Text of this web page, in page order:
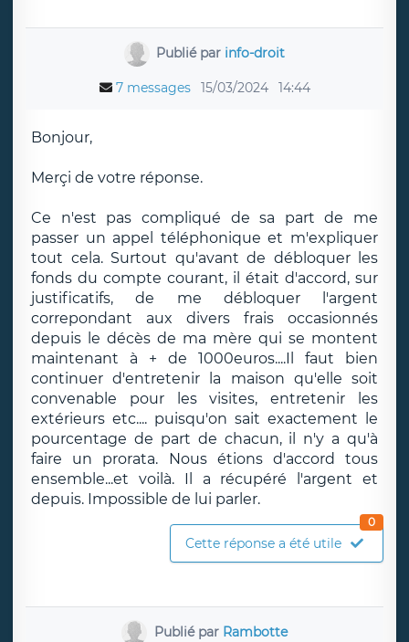
Publié par info-droit
7 messages 15/03/2024 14:44
Bonjour,
Merçi de votre réponse.
Ce n'est pas compliqué de sa part de me
passer un appel téléphonique et m'expliquer
tout cela. Surtout qu'avant de débloquer les
fonds du compte courant, il était d'accord, sur
justificatifs, de me débloquer l'argent
correpondant aux divers frais occasionnés
depuis le décès de ma mère qui se montent
maintenant à + de 1000euros....Il faut bien
continuer d'entretenir la maison qu'elle soit
convenable pour les visites, entretenir les
extérieurs etc.... puisqu'on sait exactement le
pourcentage de part de chacun, il n'y a qu'à
faire un prorata. Nous étions d'accord tous
ensemble...et voilà. Il a récupéré l'argent et
depuis. Impossible de lui parler.
Cette réponse a été utile
0
Publié par Rambotte